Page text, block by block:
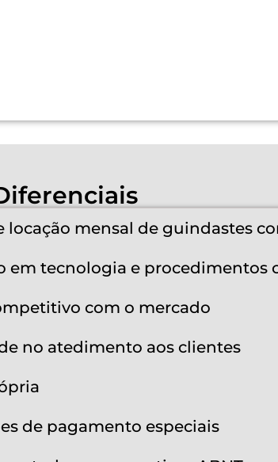
locação mensal de guindastes
em tecnologia e procedimentos
com o mercado
no atedimento aos clientes
de pagamento especiais